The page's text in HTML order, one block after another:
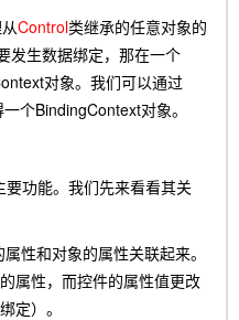
Control类继承的任意对象的
发生数据绑定，那在一个
对象。我们可以通过
个BindingContext对象。
功能。我们先来看看其关
和对象的属性关联起来。
属性，而控件的属性值更改
定）。